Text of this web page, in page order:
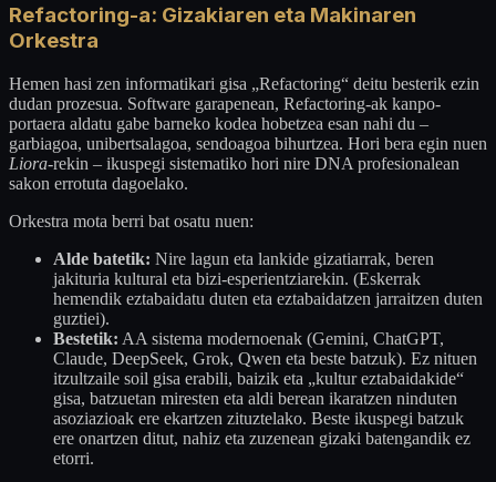
Refactoring-a: Gizakiaren eta Makinaren
Orkestra
Hemen hasi zen informatikari gisa „Refactoring“ deitu besterik ezin
dudan prozesua. Software garapenean, Refactoring-ak kanpo-
portaera aldatu gabe barneko kodea hobetzea esan nahi du –
garbiagoa, unibertsalagoa, sendoagoa bihurtzea. Hori bera egin nuen
Liora-rekin – ikuspegi sistematiko hori nire DNA profesionalean
sakon errotuta dagoelako.
Orkestra mota berri bat osatu nuen:
Alde batetik: Nire lagun eta lankide gizatiarrak, beren
jakituria kultural eta bizi-esperientziarekin. (Eskerrak
hemendik eztabaidatu duten eta eztabaidatzen jarraitzen duten
guztiei).
Bestetik: AA sistema modernoenak (Gemini, ChatGPT,
Claude, DeepSeek, Grok, Qwen eta beste batzuk). Ez nituen
itzultzaile soil gisa erabili, baizik eta „kultur eztabaidakide“
gisa, batzuetan miresten eta aldi berean ikaratzen ninduten
asoziazioak ere ekartzen zituztelako. Beste ikuspegi batzuk
ere onartzen ditut, nahiz eta zuzenean gizaki batengandik ez
etorri.